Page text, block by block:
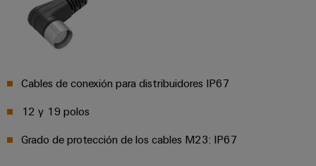
Cables de conexión para distribuidores IP67
12 y 19 polos
Grado de protección de los cables M23: IP67